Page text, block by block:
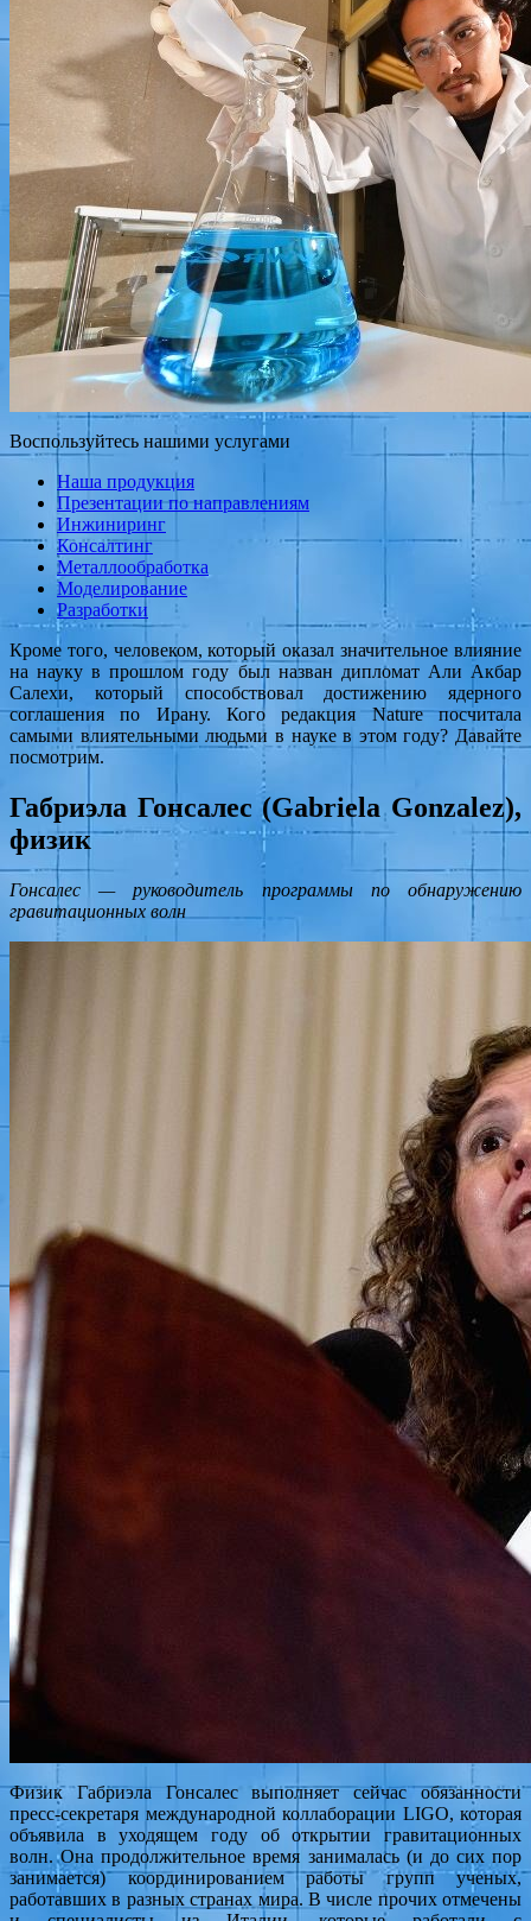
Воспользуйтесь нашими услугами
Наша продукция
Презентации по направлениям
Инжиниринг
Консалтинг
Металлообработка
Моделирование
Разработки
Кроме того, человеком, который оказал значительное влияние
на науку в прошлом году был назван дипломат Али Акбар
Салехи, который способствовал достижению ядерного
соглашения по Ирану. Кого редакция Nature посчитала
самыми влиятельными людьми в науке в этом году? Давайте
посмотрим.
Габриэла Гонсалес (Gabriela Gonzalez),
физик
Гонсалес — руководитель программы по обнаружению
гравитационных волн
Физик Габриэла Гонсалес выполняет сейчас обязанности
пресс-секретаря международной коллаборации LIGO, которая
объявила в уходящем году об открытии гравитационных
волн. Она продолжительное время занималась (и до сих пор
занимается) координированием работы групп ученых,
работавших в разных странах мира. В числе прочих отмечены